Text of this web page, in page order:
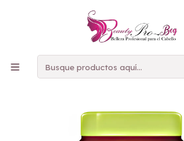
PAGOS
Inicio skala Skala Cocoa